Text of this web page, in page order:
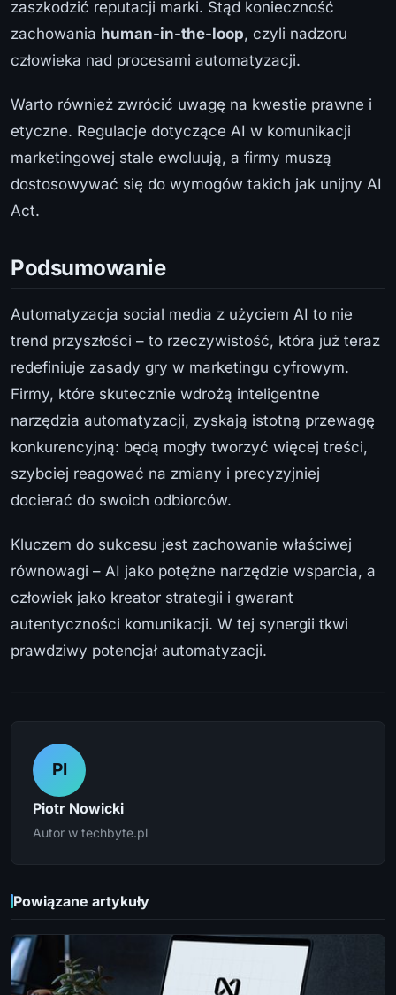
zaszkodzić reputacji marki. Stąd konieczność
zachowania human-in-the-loop, czyli nadzoru
człowieka nad procesami automatyzacji.
Warto również zwrócić uwagę na kwestie prawne i
etyczne. Regulacje dotyczące AI w komunikacji
marketingowej stale ewoluują, a firmy muszą
dostosowywać się do wymogów takich jak unijny AI
Act.
Podsumowanie
Automatyzacja social media z użyciem AI to nie
trend przyszłości – to rzeczywistość, która już teraz
redefiniuje zasady gry w marketingu cyfrowym.
Firmy, które skutecznie wdrożą inteligentne
narzędzia automatyzacji, zyskają istotną przewagę
konkurencyjną: będą mogły tworzyć więcej treści,
szybciej reagować na zmiany i precyzyjniej
docierać do swoich odbiorców.
Kluczem do sukcesu jest zachowanie właściwej
równowagi – AI jako potężne narzędzie wsparcia, a
człowiek jako kreator strategii i gwarant
autentyczności komunikacji. W tej synergii tkwi
prawdziwy potencjał automatyzacji.
PI
Piotr Nowicki
Autor w techbyte.pl
Powiązane artykuły